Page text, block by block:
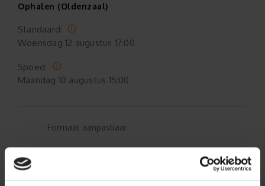
Ophalen (Oldenzaal)
Standaard:
Woensdag 12 augustus 17:00
Spoed:
Maandag 10 augustus 15:00
Formaat aanpasbaar